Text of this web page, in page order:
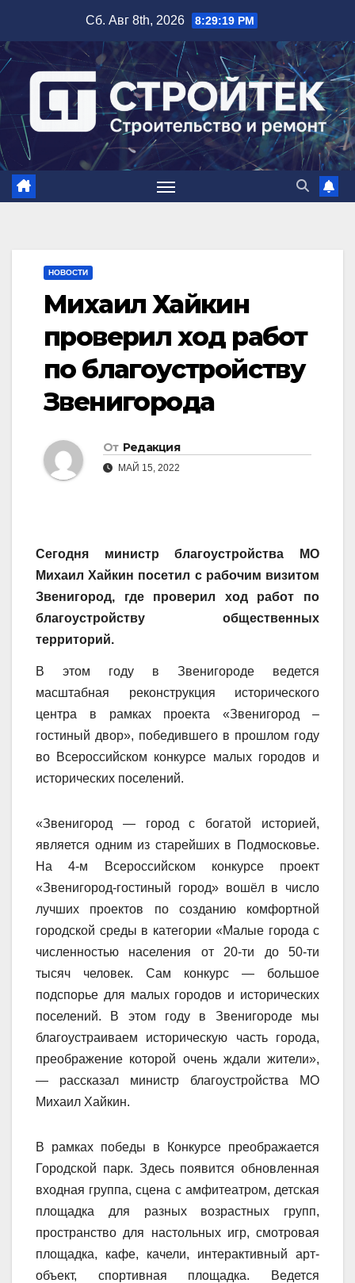
содержимому
Сб. Авг 8th, 2026 8:29:20 PM
НОВОСТИ
Михаил Хайкин
проверил ход работ
по благоустройству
Звенигорода
От Редакция
МАЙ 15, 2022
Сегодня министр благоустройства МО
Михаил Хайкин посетил с рабочим визитом
Звенигород, где проверил ход работ по
благоустройству общественных
территорий.
В этом году в Звенигороде ведется
масштабная реконструкция исторического
центра в рамках проекта «Звенигород –
гостиный двор», победившего в прошлом году
во Всероссийском конкурсе малых городов и
исторических поселений.
«Звенигород — город с богатой историей,
является одним из старейших в Подмосковье.
На 4-м Всероссийском конкурсе проект
«Звенигород-гостиный город» вошёл в число
лучших проектов по созданию комфортной
городской среды в категории «Малые города с
численностью населения от 20-ти до 50-ти
тысяч человек. Сам конкурс — большое
подспорье для малых городов и исторических
поселений. В этом году в Звенигороде мы
благоустраиваем историческую часть города,
преображение которой очень ждали жители»,
— рассказал министр благоустройства МО
Михаил Хайкин.
В рамках победы в Конкурсе преображается
Городской парк. Здесь появится обновленная
входная группа, сцена с амфитеатром, детская
площадка для разных возрастных групп,
пространство для настольных игр, смотровая
площадка, кафе, качели, интерактивный арт-
объект, спортивная площадка. Ведется